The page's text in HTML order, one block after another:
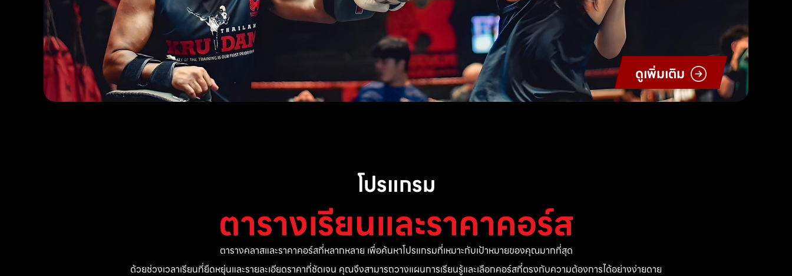
ดูเพิ่มเติม
โปรแกรม
ตารางเรียนและราคาคอร์ส
ตารางคลาสและราคาคอร์สที่หลากหลาย เพื่อค้นหาโปรแกรมที่เหมาะกับเป้าหมายของคุณมากที่สุด
ด้วยช่วงเวลาเรียนที่ยืดหยุ่นและรายละเอียดราคาที่ชัดเจน คุณจึงสามารถวางแผนการเรียนรู้และเลือกคอร์สที่ตรงกับความต้องการได้อย่างง่ายดาย